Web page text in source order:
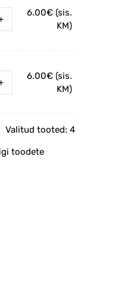
6.00€ (sis.
KM)
6.00€ (sis.
KM)
Valitud tooted: 4
toodete